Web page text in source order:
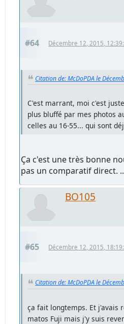
#64 Décembre 12, 2015,
Citation de: McDoPDA le
C'est marrant, moi c'est
plus bluffé par mes photos
celles au 16-55... qui sont
Ça c'est une très bonne
pas un comparatif direct. ..
BO105
#65 Décembre 12, 2015,
Citation de: McDoPDA le
ça fait longtemps. Et j'avais
matos Fuji mais j'y suis